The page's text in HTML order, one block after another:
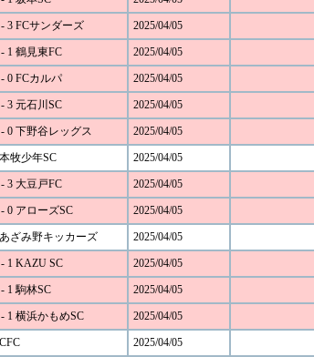
3 FCサンダーズ 2025/04/05
1 鶴見東FC 2025/04/05
0 FCカルパ 2025/04/05
3 元石川SC 2025/04/05
0 下野谷レッグス 2025/04/05
牧少年SC 2025/04/05
3 大豆戸FC 2025/04/05
0 アローズSC 2025/04/05
ざみ野キッカーズ 2025/04/05
1 KAZU SC 2025/04/05
1 駒林SC 2025/04/05
1 横浜かもめSC 2025/04/05
2025/04/05